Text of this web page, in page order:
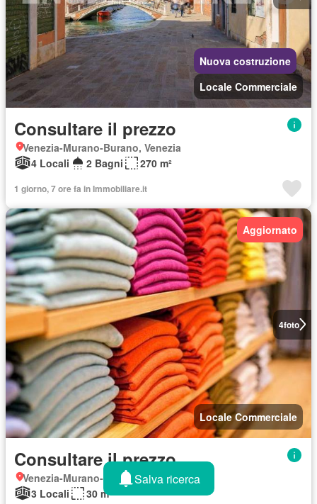
Nuova costruzione
Locale Commerciale
Consultare il prezzo
Venezia-Murano-Burano, Venezia
4 Locali
2 Bagni 270 m²
1 giorno, 7 ore fa in Immobiliare.it
4foto
Aggiornato
Locale Commerciale
Consultare il prezzo
Venezia-Murano-Burano, Venezia
3 Locali
30 m²
Salva ricerca